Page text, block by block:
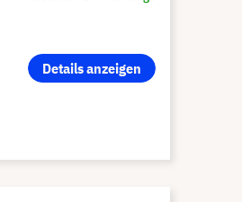
Details anzeigen